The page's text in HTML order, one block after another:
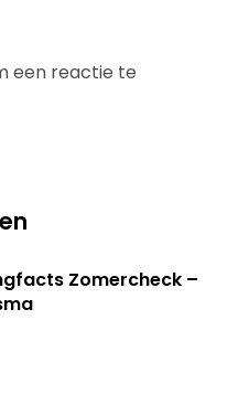
een reactie te
Zomercheck –